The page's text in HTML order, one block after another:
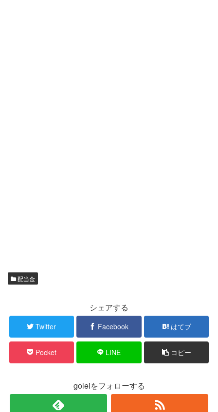
配当金
シェアする
Twitter Facebook はてブ
Pocket LINE コピー
goleiをフォローする